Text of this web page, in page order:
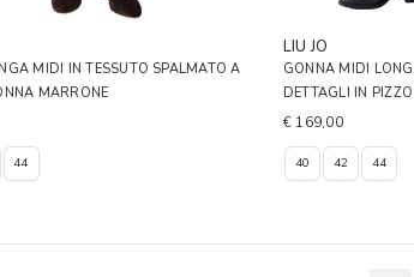
MIDI IN TESSUTO SPALMATO A
MARRONE
44
LIU JO
GONNA MIDI
DETTAGLI IN
€ 169,00
40 42 44